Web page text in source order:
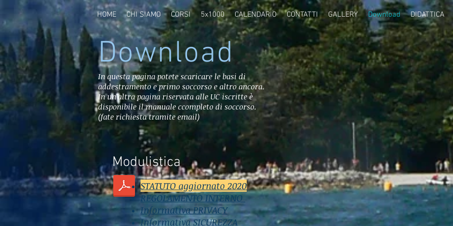
HOME CHI SIAMO CORSI 5x1000 CALENDARIO CONTATTI GALLERY Download DIDATTICA
Download
In questa pagina potete scaricare le basi di
addestramento e primo soccorso e altro ancora.
In un'altra pagina riservata alle UC iscritte è
disponibile il manuale ccompleto di soccorso.
(fate richiesta tramite email)
Modulistica
STATUTO aggiornato 2020
REGOLAMENTO INTERNO
Informativa PRIVACY
Informativa SICUREZZA